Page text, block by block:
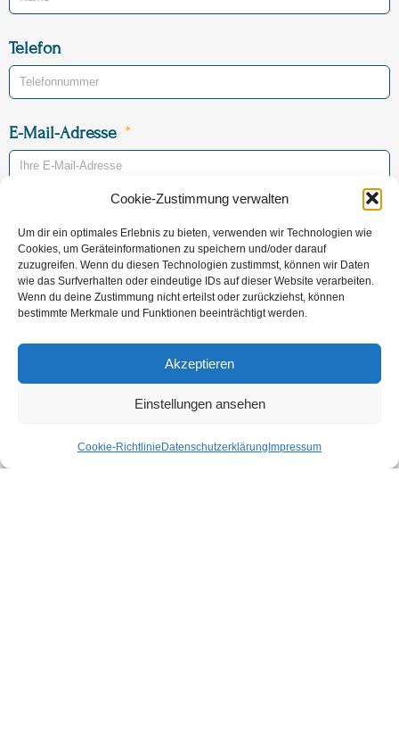
Cookie-Zustimmung verwalten
Um dir ein optimales Erlebnis zu bieten, verwenden wir Technologien wie
Cookies, um Geräteinformationen zu speichern und/oder darauf
zuzugreifen. Wenn du diesen Technologien zustimmst, können wir Daten
wie das Surfverhalten oder eindeutige IDs auf dieser Website verarbeiten.
Wenn du deine Zustimmung nicht erteilst oder zurückziehst, können
bestimmte Merkmale und Funktionen beeinträchtigt werden.
Akzeptieren
Einstellungen ansehen
Cookie-Richtlinie Datenschutzerklärung Impressum
Telefon
E-Mail-Adresse
Vorsorge Sterbefall
Sterbeort (voraussichtlich)
Nachricht